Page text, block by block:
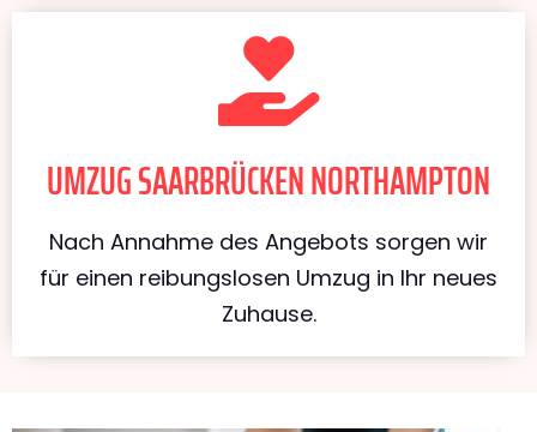
UMZUG SAARBRÜCKEN NORTHAMPTON
Nach Annahme des Angebots sorgen wir
für einen reibungslosen Umzug in Ihr neues
Zuhause.